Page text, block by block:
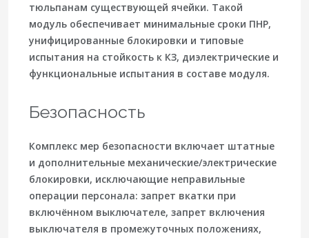
тюльпанам существующей ячейки. Такой
модуль обеспечивает минимальные сроки ПНР,
унифицированные блокировки и типовые
испытания на стойкость к КЗ, диэлектрические и
функциональные испытания в составе модуля.
Безопасность
Комплекс мер безопасности включает штатные
и дополнительные механические/электрические
блокировки, исключающие неправильные
операции персонала: запрет вкатки при
включённом выключателе, запрет включения
выключателя в промежуточных положениях,